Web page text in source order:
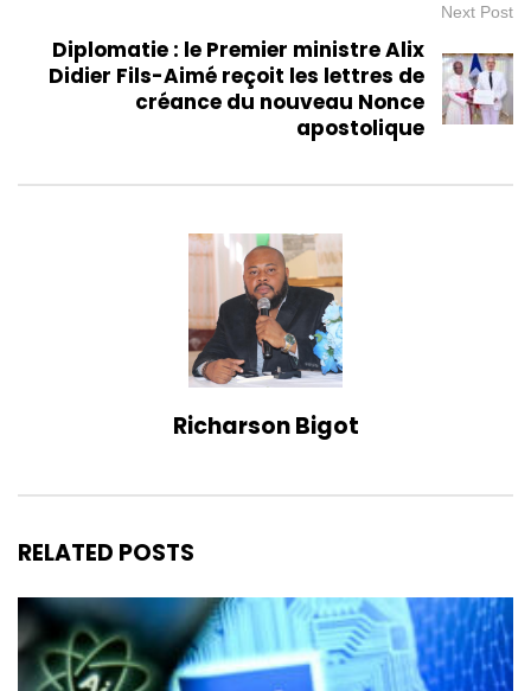
Next Post
Diplomatie : le Premier ministre Alix
Didier Fils-Aimé reçoit les lettres de
créance du nouveau Nonce
apostolique
Richarson Bigot
RELATED POSTS